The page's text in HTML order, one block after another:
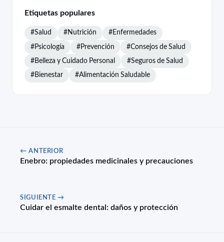
Etiquetas populares
#Salud #Nutrición #Enfermedades
#Psicología #Prevención #Consejos de Salud
#Belleza y Cuidado Personal #Seguros de Salud
#Bienestar #Alimentación Saludable
← ANTERIOR
Enebro: propiedades medicinales y precauciones
SIGUIENTE →
Cuidar el esmalte dental: daños y protección